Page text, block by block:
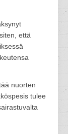
että
nuorten
tulee